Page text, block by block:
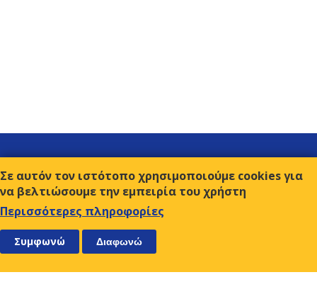
Επικοινωνία
Όροι χρήσης
Ο.Κ.Ε.
Σε αυτόν τον ιστότοπο χρησιμοποιούμε cookies για
να βελτιώσουμε την εμπειρία του χρήστη
Περισσότερες πληροφορίες
Συμφωνώ Διαφωνώ